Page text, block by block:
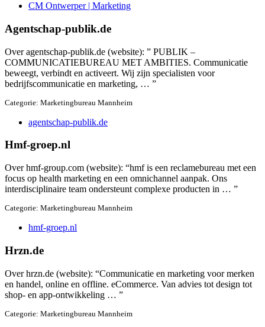
CM Ontwerper | Marketing
Agentschap-publik.de
Over agentschap-publik.de (website): ” PUBLIK –
COMMUNICATIEBUREAU MET AMBITIES. Communicatie
beweegt, verbindt en activeert. Wij zijn specialisten voor
bedrijfscommunicatie en marketing, … ”
Categorie: Marketingbureau Mannheim
agentschap-publik.de
Hmf-groep.nl
Over hmf-group.com (website): “hmf is een reclamebureau met een
focus op health marketing en een omnichannel aanpak. Ons
interdisciplinaire team ondersteunt complexe producten in … ”
Categorie: Marketingbureau Mannheim
hmf-groep.nl
Hrzn.de
Over hrzn.de (website): “Communicatie en marketing voor merken
en handel, online en offline. eCommerce. Van advies tot design tot
shop- en app-ontwikkeling … ”
Categorie: Marketingbureau Mannheim